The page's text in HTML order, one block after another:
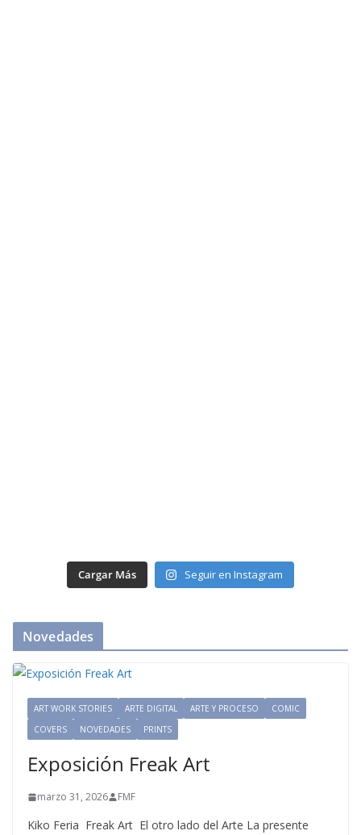
Cargar Más Seguir en Instagram
Novedades
ART WORK STORIES ARTE DIGITAL ARTE Y PROCESO
COMIC
COVERS
NOVEDADES PRINTS
Exposición Freak Art
marzo 31, 2026 FMF
Kiko Feria Freak Art El otro lado del Arte La presente